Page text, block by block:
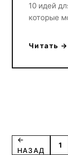
10 идей
которые
Читать →
←
НАЗАД
1